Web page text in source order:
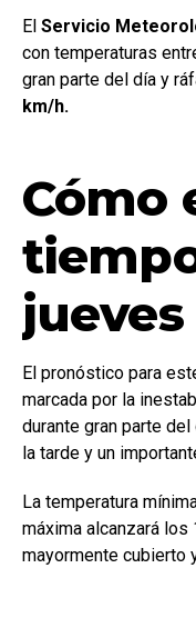
El Servicio
con temperaturas
gran parte del día y
km/h.
Cómo
jueves
El pronóstico para
marcada por la
durante gran parte
la tarde y un
La temperatura
máxima alcanzará los
mayormente cubierto